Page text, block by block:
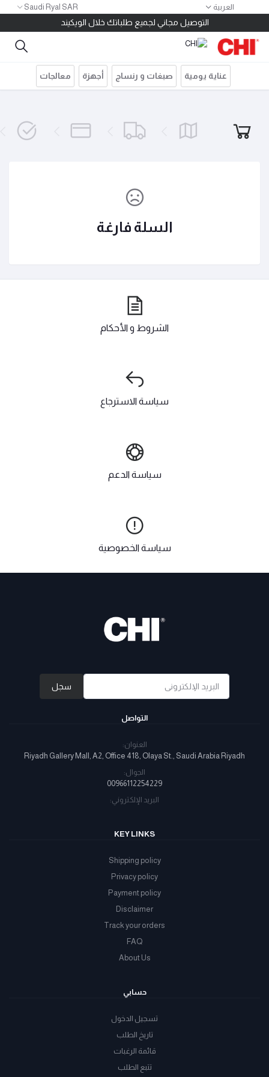
العربية Saudi Ryal SAR
التوصيل مجاني لجميع طلباتك خلال الويكيند
توصيل مجاني للطلبات أكثر من ٢٠٠ ريال
قسم مشترياتك على ٤ دفعات بدون فوائد أو مصاريف إدارية
١٠ ريال كاش باك لكل ١٠٠ ريال مشتريات
التوصيل مجاني لجميع طلباتك خلال الويكيند
عناية يومية صبغات و رنساج أجهزة معالجات
السلة فارغة
الشروط و الأحكام
سياسة الاسترجاع
سياسة الدعم
سياسة الخصوصية
سجل
التواصل
العنوان:
Riyadh Gallery Mall, A2, Office 418, Olaya St., Saudi Arabia Riyadh
الجوال:
00966112254229
البريد الإلكتروني:
KEY LINKS
Shipping policy
Privacy policy
Payment policy
Disclaimer
Track your orders
FAQ
About Us
حسابي
تسجيل الدخول
تاريخ الطلب
قائمة الرغبات
تتبع الطلب